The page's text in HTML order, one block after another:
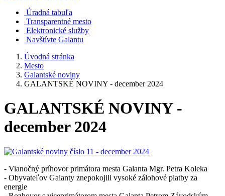
Úradná tabuľa
Transparentné mesto
Elektronické služby
Navštívte Galantu
Úvodná stránka
Mesto
Galantské noviny
GALANTSKÉ NOVINY - december 2024
GALANTSKÉ NOVINY -
december 2024
- Vianočný príhovor primátora mesta Galanta Mgr. Petra Koleka
- Obyvateľov Galanty znepokojili vysoké zálohové platby za
energie